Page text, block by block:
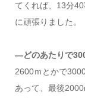
てくれば、13分
に頑張りました。
―どのあたりで
2600ｍとかで
あって、最後